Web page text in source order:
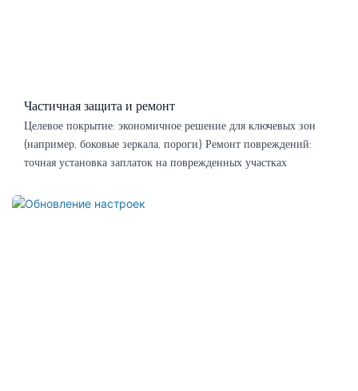
Частичная защита и ремонт
Целевое покрытие: экономичное решение для ключевых зон
(например, боковые зеркала, пороги) Ремонт повреждений:
точная установка заплаток на поврежденных участках